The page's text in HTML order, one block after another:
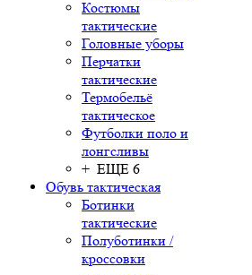
Костюмы
тактические
Головные уборы
Перчатки
тактические
Термобельё
тактическое
Футболки поло и
лонгсливы
+ ЕЩЕ 6
Обувь тактическая
Ботинки
тактические
Полуботинки /
кроссовки